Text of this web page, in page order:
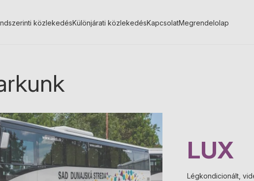
közlekedésKülönjárati közlekedésKapcsolatMegrendelolap
LUX
Légkondicionált,